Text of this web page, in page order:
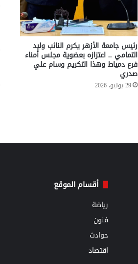
رئيس جامعة الأزهر يكرم النائب وليد
التمامي .. اعتزازه بعضوية مجلس أمناء
فرع دمياط وهذا التكريم وسام علي
صدري
29 يوليو، 2026
أقسام الموقع
رياضة
فنون
حوادث
اقتصاد